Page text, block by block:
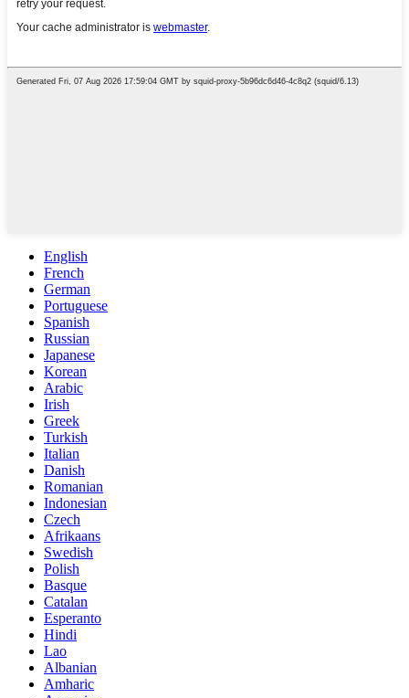
English
French
German
Portuguese
Spanish
Russian
Japanese
Korean
Arabic
Irish
Greek
Turkish
Italian
Danish
Romanian
Indonesian
Czech
Afrikaans
Swedish
Polish
Basque
Catalan
Esperanto
Hindi
Lao
Albanian
Amharic